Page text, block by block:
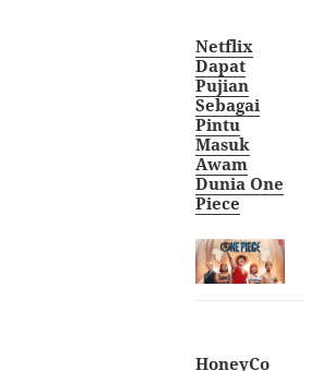
Netflix
Dapat
Pujian
Sebagai
Pintu
Masuk
Awam
Dunia One
Piece
HoneyCo